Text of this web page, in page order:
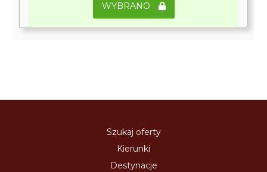
WYBRANO
Szukaj oferty
Kierunki
Destynacje